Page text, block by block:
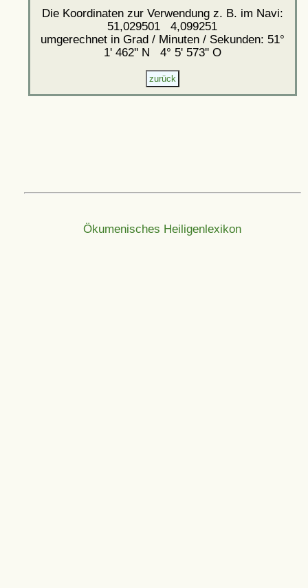
Die Koordinaten zur Verwendung z. B. im Navi:
51,029501 4,099251
umgerechnet in Grad / Minuten / Sekunden: 51°
1' 462'' N 4° 5' 573'' O
Ökumenisches Heiligenlexikon